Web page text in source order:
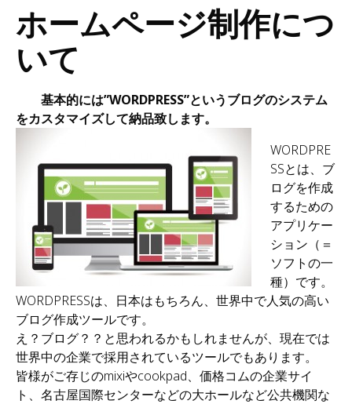
ホームページ制作につ
いて
基本的には”WORDPRESS”というブログのシステム
をカスタマイズして納品致します。
WORDPRE
SSとは、ブ
ログを作成
するための
アプリケー
ション（＝
ソフトの一
種）です。
WORDPRESSは、日本はもちろん、世界中で人気の高い
ブログ作成ツールです。
え？ブログ？？と思われるかもしれませんが、現在では
世界中の企業で採用されているツールでもあります。
皆様がご存じのmixiやcookpad、価格コムの企業サイ
ト、名古屋国際センターなどの大ホールなど公共機関な